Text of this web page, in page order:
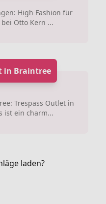
High Fashion für
Otto Kern ...
in Braintree
Trespass Outlet in
ist ein charm...
laden?